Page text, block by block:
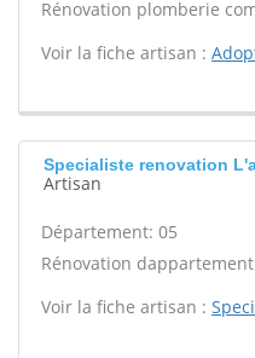
Rénovation plomberie
Voir la fiche artisan :
Specialiste renovation
Artisan
Département: 05
Rénovation
Voir la fiche artisan :